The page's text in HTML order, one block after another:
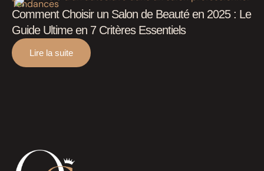
Tendances
Comment Choisir un Salon de Beauté en 2025 : Le
Guide Ultime en 7 Critères Essentiels
Lire la suite